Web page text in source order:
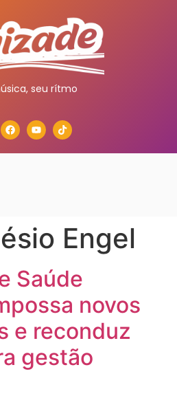
seu rítmo
Engel
Saúde
novos
e reconduz
gestão